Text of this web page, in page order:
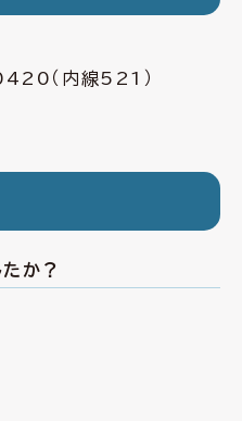
（内線521）
か？